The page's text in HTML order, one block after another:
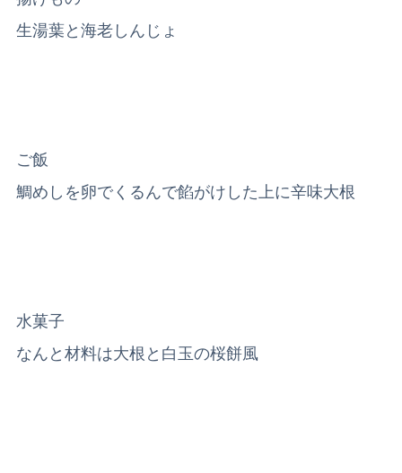
生湯葉と海老しんじょ
ご飯
鯛めしを卵でくるんで餡がけした上に辛味大根
水菓子
なんと材料は大根と白玉の桜餅風